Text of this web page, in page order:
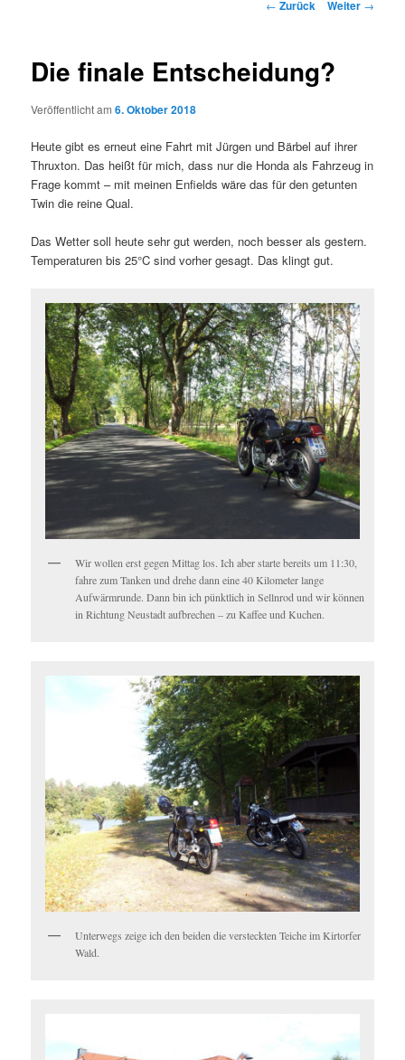
← Zurück Weiter →
Die finale Entscheidung?
Veröffentlicht am6. Oktober 2018
Heute gibt es erneut eine Fahrt mit Jürgen und Bärbel auf ihrer
Thruxton. Das heißt für mich, dass nur die Honda als Fahrzeug in
Frage kommt – mit meinen Enfields wäre das für den getunten
Twin die reine Qual.
Das Wetter soll heute sehr gut werden, noch besser als gestern.
Temperaturen bis 25°C sind vorher gesagt. Das klingt gut.
Wir wollen erst gegen Mittag los. Ich aber starte bereits um 11:30,
fahre zum Tanken und drehe dann eine 40 Kilometer lange
Aufwärmrunde. Dann bin ich pünktlich in Sellnrod und wir können
in Richtung Neustadt aufbrechen – zu Kaffee und Kuchen.
Unterwegs zeige ich den beiden die versteckten Teiche im Kirtorfer
Wald.